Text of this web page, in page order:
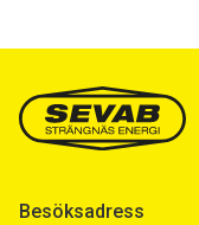
Besöksadress